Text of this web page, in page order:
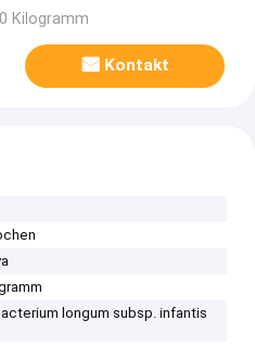
Milchfrei
Kilogramm
Kontakt
longum subsp. infantis